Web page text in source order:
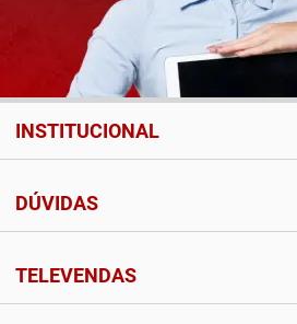
INSTITUCIONAL
DÚVIDAS
TELEVENDAS